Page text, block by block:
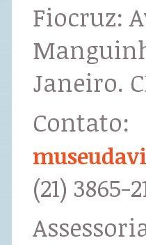
Fiocruz:
Janeiro.
Contato:
(21) 3865-